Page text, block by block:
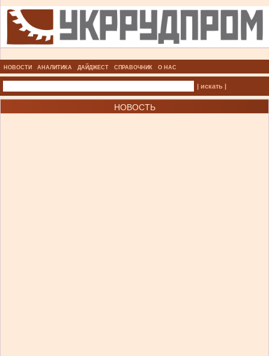
НОВОСТИ АНАЛИТИКА ДАЙДЖЕСТ СПРАВОЧНИК О НАС
| искать |
НОВОСТЬ